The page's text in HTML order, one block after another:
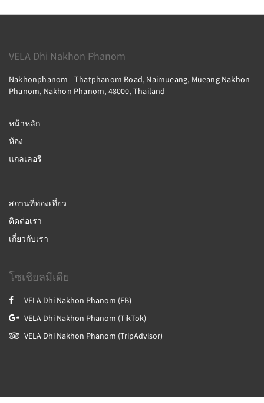
VELA Dhi Nakhon Phanom
Nakhonphanom - Thatphanom Road, Naimueang, Mueang Nakhon
Phanom, Nakhon Phanom, 48000, Thailand
หน้าหลัก
ห้อง
แกลเลอรี
สถานที่ท่องเที่ยว
ติดต่อเรา
เกี่ยวกับเรา
โซเชียลมีเดีย
VELA Dhi Nakhon Phanom (FB)
VELA Dhi Nakhon Phanom (TikTok)
VELA Dhi Nakhon Phanom (TripAdvisor)